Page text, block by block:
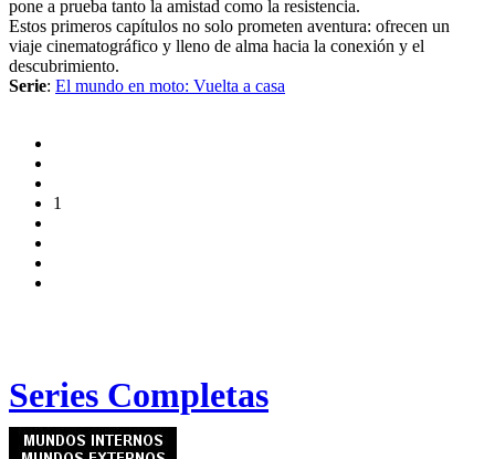
pone a prueba tanto la amistad como la resistencia.
Estos primeros capítulos no solo prometen aventura: ofrecen un
viaje cinematográfico y lleno de alma hacia la conexión y el
descubrimiento.
Serie: El mundo en moto: Vuelta a casa
1
Series Completas